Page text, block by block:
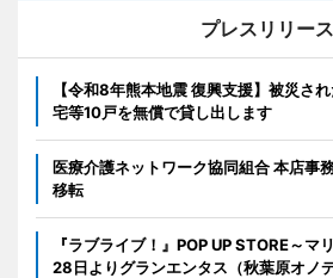
プレスリリース
【令和8年熊本地震 復興支援】被災さ
宅等10戸を無償で貸し出します
医療介護ネットワーク協同組合 本店事
移転
『ラブライブ！』POP UP STORE～マ
28日よりグランエンタス（秋葉原オノ